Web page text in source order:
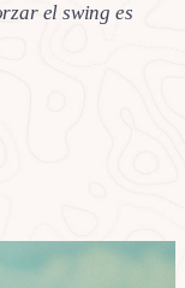
el swing es